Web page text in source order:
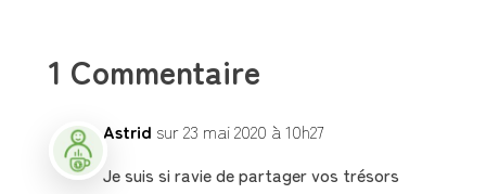
1 Commentaire
Astrid sur 23 mai 2020 à 10h27
Je suis si ravie de partager vos trésors